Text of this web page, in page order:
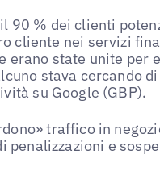
90 % dei clienti
cliente nei servizi
erano state unite per
stava cercando
su Google (GBP).
traffico in
e